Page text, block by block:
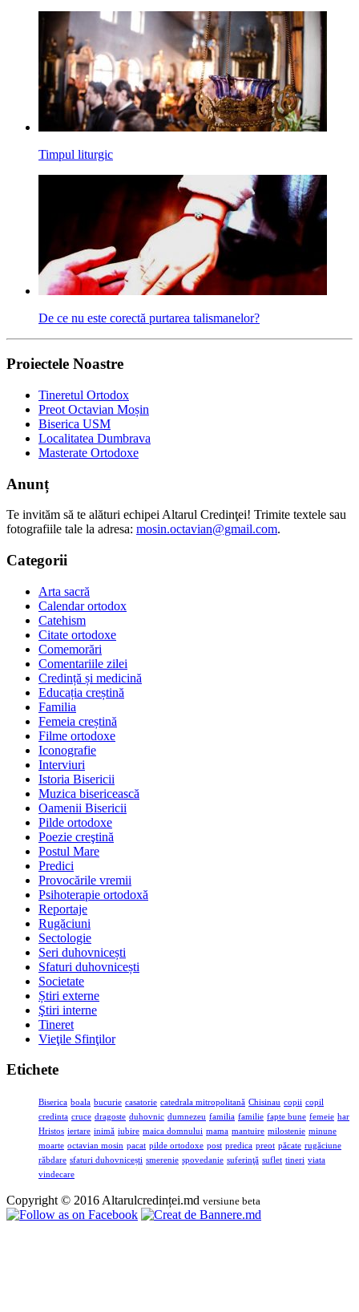
Timpul liturgic
De ce nu este corectă purtarea talismanelor?
Proiectele Noastre
Tineretul Ortodox
Preot Octavian Moșin
Biserica USM
Localitatea Dumbrava
Masterate Ortodoxe
Anunț
Te invităm să te alături echipei Altarul Credinţei! Trimite textele sau
fotografiile tale la adresa: mosin.octavian@gmail.com.
Categorii
Arta sacră
Calendar ortodox
Catehism
Citate ortodoxe
Comemorări
Comentariile zilei
Credință și medicină
Educația creștină
Familia
Femeia creștină
Filme ortodoxe
Iconografie
Interviuri
Istoria Bisericii
Muzica bisericească
Oamenii Bisericii
Pilde ortodoxe
Poezie creştină
Postul Mare
Predici
Provocările vremii
Psihoterapie ortodoxă
Reportaje
Rugăciuni
Sectologie
Seri duhovnicești
Sfaturi duhovnicești
Societate
Știri externe
Ştiri interne
Tineret
Vieţile Sfinţilor
Etichete
Biserica boala bucurie casatorie catedrala mitropolitană Chisinau copii copil
credinta cruce dragoste duhovnic dumnezeu familia familie fapte bune femeie har
Hristos iertare inimă iubire maica domnului mama mantuire milostenie minune
moarte octavian mosin pacat pilde ortodoxe post predica preot păcate rugăciune
răbdare sfaturi duhovnicești smerenie spovedanie suferinţă suflet tineri viata
vindecare
Copyright © 2016 Altarulcredinței.md versiune beta